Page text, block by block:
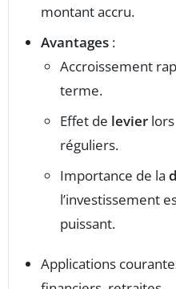
montant accru.
Avantages :
Accroissement
terme.
Effet de levier
réguliers.
Importance de la
l’investissement
puissant.
Applications